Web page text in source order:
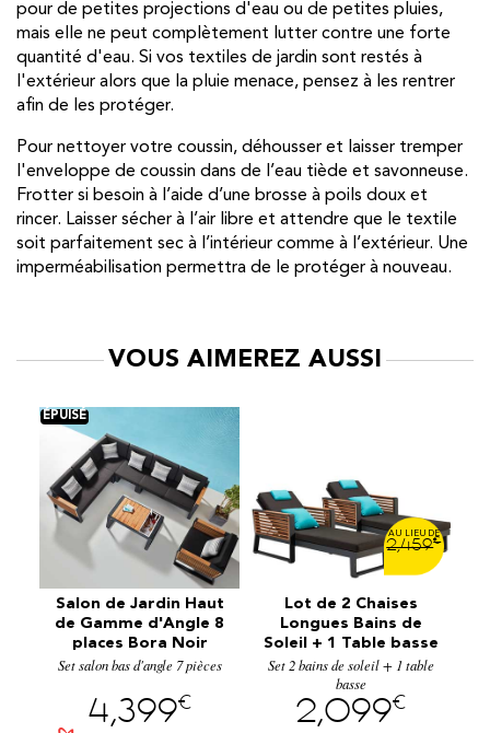
pour de petites projections d'eau ou de petites pluies,
mais elle ne peut complètement lutter contre une forte
quantité d'eau. Si vos textiles de jardin sont restés à
l'extérieur alors que la pluie menace, pensez à les rentrer
afin de les protéger.
Pour nettoyer votre coussin, déhousser et laisser tremper
l'enveloppe de coussin dans de l’eau tiède et savonneuse.
Frotter si besoin à l’aide d’une brosse à poils doux et
rincer. Laisser sécher à l’air libre et attendre que le textile
soit parfaitement sec à l’intérieur comme à l’extérieur. Une
imperméabilisation permettra de le protéger à nouveau.
VOUS AIMEREZ AUSSI
Salon de Jardin Haut
de Gamme d'Angle 8
places Bora Noir
Anthracite
Set salon bas d'angle 7 pièces
4,399€
2,459€
Lot de 2 Chaises
Longues Bains de
Soleil + 1 Table basse
Aluminium Bora Noir
Set 2 bains de soleil + 1 table
basse
2,099€